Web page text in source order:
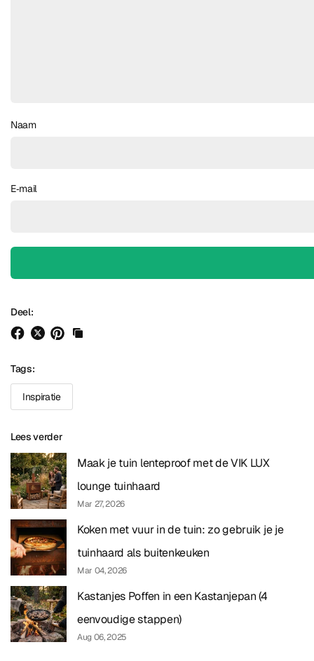
Naam
E‑mail
Deel:
Tags:
Inspiratie
Lees verder
Maak je tuin lenteproof met de VIK LUX
lounge tuinhaard
Mar 27, 2026
Koken met vuur in de tuin: zo gebruik je je
tuinhaard als buitenkeuken
Mar 04, 2026
Kastanjes Poffen in een Kastanjepan (4
eenvoudige stappen)
Aug 06, 2025